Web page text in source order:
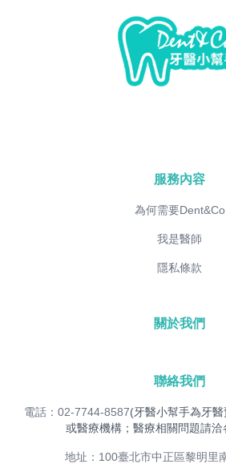
服務內容
為何需要Dent&Co
我是醫師
隱私條款
關於我們
聯絡我們
電話：02-7744-8587(牙醫小幫手為牙
或醫療機構；醫療相關問題請洽
地址：100臺北市中正區黎明里